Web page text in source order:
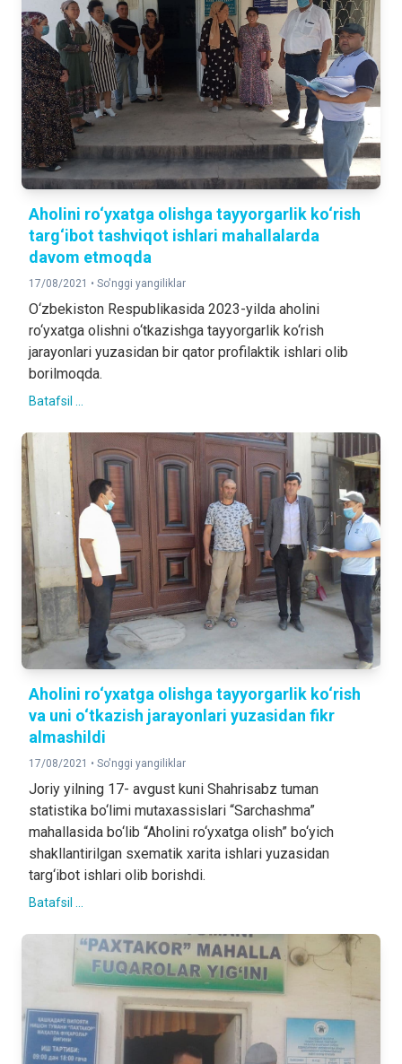
Aholini ro‘yxatga olishga tayyorgarlik ko‘rish
targ‘ibot tashviqot ishlari mahallalarda
davom etmoqda
17/08/2021 • So'nggi yangiliklar
O‘zbekiston Respublikasida 2023-yilda aholini
ro‘yxatga olishni o‘tkazishga tayyorgarlik ko‘rish
jarayonlari yuzasidan bir qator profilaktik ishlari olib
borilmoqda.
Batafsil ...
Aholini ro‘yxatga olishga tayyorgarlik ko‘rish
va uni o‘tkazish jarayonlari yuzasidan fikr
almashildi
17/08/2021 • So'nggi yangiliklar
Joriy yilning 17- avgust kuni Shahrisabz tuman
statistika bo‘limi mutaxassislari “Sarchashma”
mahallasida bo‘lib “Aholini ro‘yxatga olish” bo‘yich
shakllantirilgan sxematik xarita ishlari yuzasidan
targ‘ibot ishlari olib borishdi.
Batafsil ...